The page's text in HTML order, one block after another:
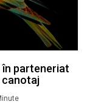
în parteneriat
canotaj